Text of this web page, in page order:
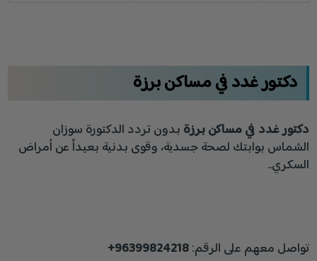
دكتور غدد في مساكن برزة
دكتور غدد في مساكن برزة بدون تردد الدكتورة سوزان
الشماس بوابتك لصحة جسدية، وقوى بدنية بعيداً عن أمراض
السكري..
تواصل معهم على الرقم:96399824218+